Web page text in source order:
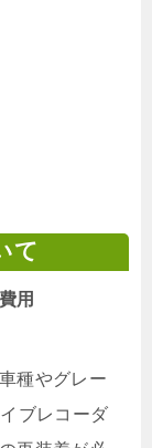
て
用
種やグレー
ブレコーダ